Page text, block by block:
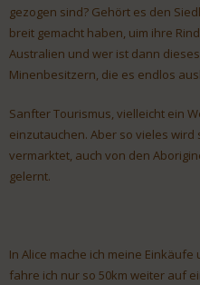
gezogen sind? Gehört es den
breit gemacht haben, uim ihre
Australien und wer ist dann
Minenbesitzern, die es endlos
Sanfter Tourismus, vielleicht ein
einzutauchen. Aber so vieles
vermarktet, auch von den
gelernt.
In Alice mache ich meine
fahre ich nur so 50km weiter auf